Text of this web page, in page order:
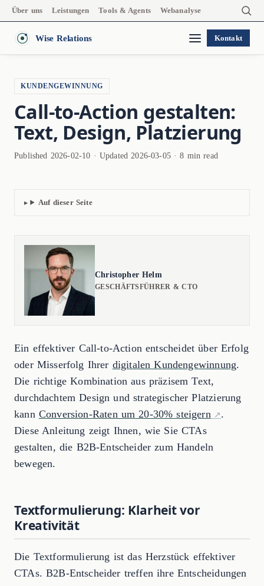
Über uns Leistungen Tools & Agents Webanalyse
Wise Relations Kontakt
KUNDENGEWINNUNG
Call-to-Action gestalten:
Text, Design, Platzierung
Published 2026-02-10 · Updated 2026-03-05 · 8 min read
Auf dieser Seite
Christopher Helm
GESCHÄFTSFÜHRER & CTO
Ein effektiver Call-to-Action entscheidet über Erfolg
oder Misserfolg Ihrer digitalen Kundengewinnung.
Die richtige Kombination aus präzisem Text,
durchdachtem Design und strategischer Platzierung
kann Conversion-Raten um 20-30% steigern
.
Diese Anleitung zeigt Ihnen, wie Sie CTAs
gestalten, die B2B-Entscheider zum Handeln
bewegen.
Textformulierung: Klarheit vor
Kreativität
Die Textformulierung ist das Herzstück effektiver
CTAs. B2B-Entscheider treffen ihre Entscheidungen